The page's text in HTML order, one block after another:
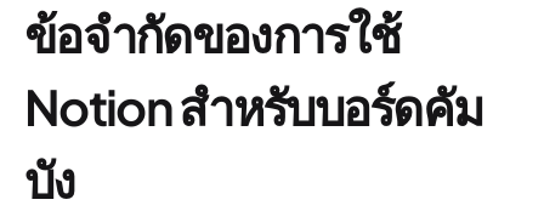
ข้อจำกัดของการใช้
Notion สำหรับบอร์ดคัม
บัง